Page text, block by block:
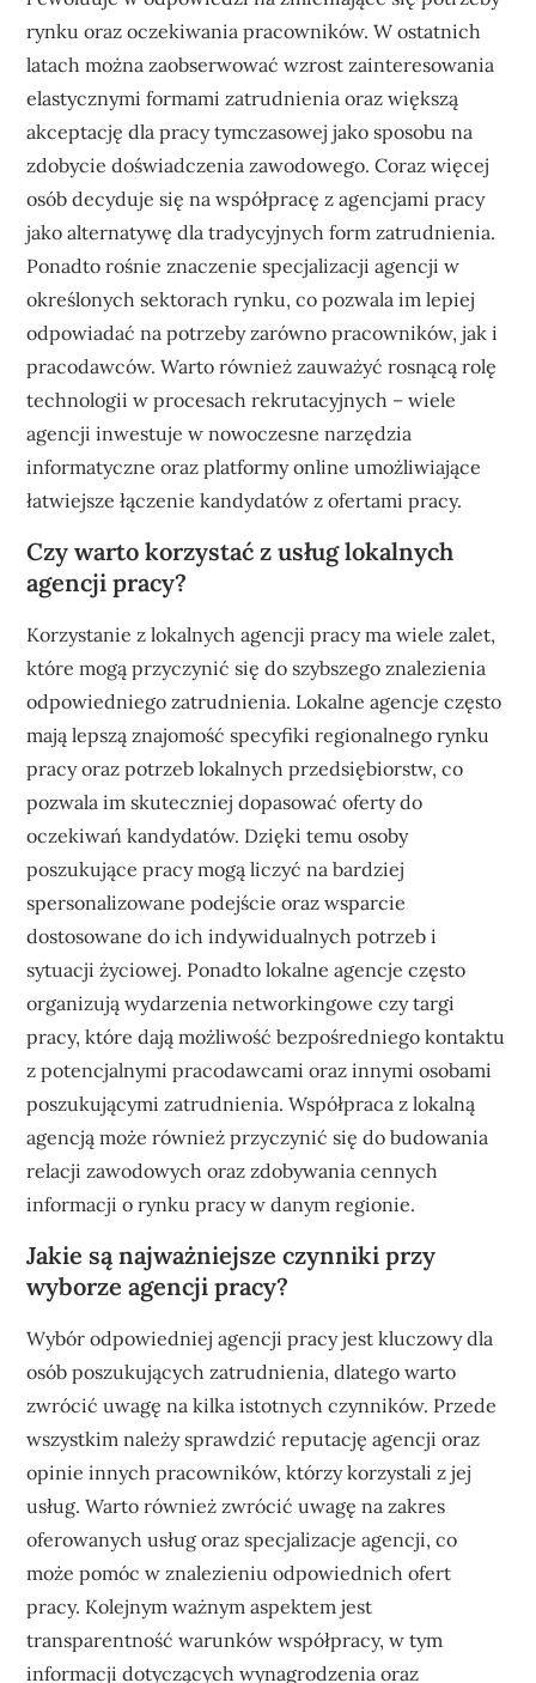
rynku oraz oczekiwania pracowników. W ostatnich
latach można zaobserwować wzrost zainteresowania
elastycznymi formami zatrudnienia oraz większą
akceptację dla pracy tymczasowej jako sposobu na
zdobycie doświadczenia zawodowego. Coraz więcej
osób decyduje się na współpracę z agencjami pracy
jako alternatywę dla tradycyjnych form zatrudnienia.
Ponadto rośnie znaczenie specjalizacji agencji w
określonych sektorach rynku, co pozwala im lepiej
odpowiadać na potrzeby zarówno pracowników, jak i
pracodawców. Warto również zauważyć rosnącą rolę
technologii w procesach rekrutacyjnych – wiele
agencji inwestuje w nowoczesne narzędzia
informatyczne oraz platformy online umożliwiające
łatwiejsze łączenie kandydatów z ofertami pracy.
Czy warto korzystać z usług lokalnych
agencji pracy?
Korzystanie z lokalnych agencji pracy ma wiele zalet,
które mogą przyczynić się do szybszego znalezienia
odpowiedniego zatrudnienia. Lokalne agencje często
mają lepszą znajomość specyfiki regionalnego rynku
pracy oraz potrzeb lokalnych przedsiębiorstw, co
pozwala im skuteczniej dopasować oferty do
oczekiwań kandydatów. Dzięki temu osoby
poszukujące pracy mogą liczyć na bardziej
spersonalizowane podejście oraz wsparcie
dostosowane do ich indywidualnych potrzeb i
sytuacji życiowej. Ponadto lokalne agencje często
organizują wydarzenia networkingowe czy targi
pracy, które dają możliwość bezpośredniego kontaktu
z potencjalnymi pracodawcami oraz innymi osobami
poszukującymi zatrudnienia. Współpraca z lokalną
agencją może również przyczynić się do budowania
relacji zawodowych oraz zdobywania cennych
informacji o rynku pracy w danym regionie.
Jakie są najważniejsze czynniki przy
wyborze agencji pracy?
Wybór odpowiedniej agencji pracy jest kluczowy dla
osób poszukujących zatrudnienia, dlatego warto
zwrócić uwagę na kilka istotnych czynników. Przede
wszystkim należy sprawdzić reputację agencji oraz
opinie innych pracowników, którzy korzystali z jej
usług. Warto również zwrócić uwagę na zakres
oferowanych usług oraz specjalizacje agencji, co
może pomóc w znalezieniu odpowiednich ofert
pracy. Kolejnym ważnym aspektem jest
transparentność warunków współpracy, w tym
informacji dotyczących wynagrodzenia oraz